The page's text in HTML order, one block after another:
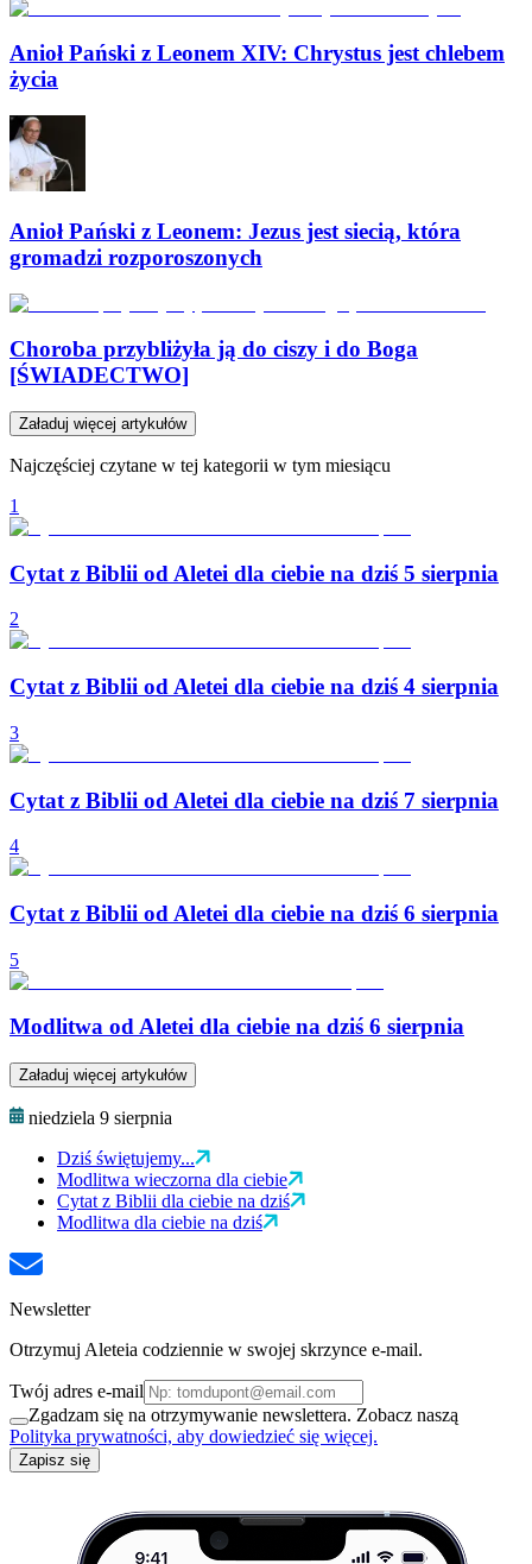
Anioł Pański z Leonem XIV: Chrystus jest chlebem
życia
Anioł Pański z Leonem: Jezus jest siecią, która
gromadzi rozporoszonych
Choroba przybliżyła ją do ciszy i do Boga
[ŚWIADECTWO]
Załaduj więcej artykułów
Najczęściej czytane w tej kategorii w tym miesiącu
1
Cytat z Biblii od Aletei dla ciebie na dziś 5 sierpnia
2
Cytat z Biblii od Aletei dla ciebie na dziś 4 sierpnia
3
Cytat z Biblii od Aletei dla ciebie na dziś 7 sierpnia
4
Cytat z Biblii od Aletei dla ciebie na dziś 6 sierpnia
5
Modlitwa od Aletei dla ciebie na dziś 6 sierpnia
Załaduj więcej artykułów
niedziela 9 sierpnia
Dziś świętujemy...
Modlitwa wieczorna dla ciebie
Cytat z Biblii dla ciebie na dziś
Modlitwa dla ciebie na dziś
Newsletter
Otrzymuj Aleteia codziennie w swojej skrzynce e-mail.
Twój adres e-mail
Zgadzam się na otrzymywanie newslettera. Zobacz naszą
Polityka prywatności, aby dowiedzieć się więcej.
Zapisz się